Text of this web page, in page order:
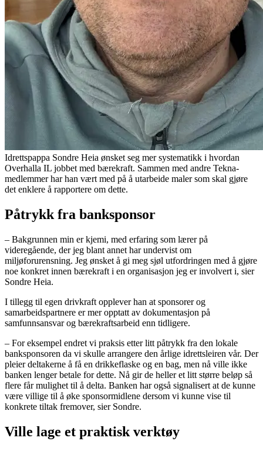
Idrettspappa Sondre Heia ønsket seg mer systematikk i hvordan
Overhalla IL jobbet med bærekraft. Sammen med andre Tekna-
medlemmer har han vært med på å utarbeide maler som skal gjøre
det enklere å rapportere om dette.
Påtrykk fra banksponsor
– Bakgrunnen min er kjemi, med erfaring som lærer på
videregående, der jeg blant annet har undervist om
miljøforurensning. Jeg ønsket å gi meg sjøl utfordringen med å gjøre
noe konkret innen bærekraft i en organisasjon jeg er involvert i, sier
Sondre Heia.
I tillegg til egen drivkraft opplever han at sponsorer og
samarbeidspartnere er mer opptatt av dokumentasjon på
samfunnsansvar og bærekraftsarbeid enn tidligere.
– For eksempel endret vi praksis etter litt påtrykk fra den lokale
banksponsoren da vi skulle arrangere den årlige idrettsleiren vår. Der
pleier deltakerne å få en drikkeflaske og en bag, men nå ville ikke
banken lenger betale for dette. Nå gir de heller et litt større beløp så
flere får mulighet til å delta. Banken har også signalisert at de kunne
være villige til å øke sponsormidlene dersom vi kunne vise til
konkrete tiltak fremover, sier Sondre.
Ville lage et praktisk verktøy